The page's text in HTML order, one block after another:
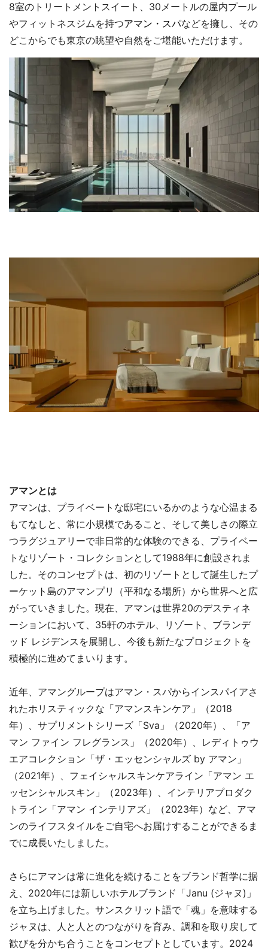
8室のトリートメントスイート、30メートルの屋内プール
やフィットネスジムを持つアマン・スパなどを擁し、その
どこからでも東京の眺望や自然をご堪能いただけます。
アマンとは
アマンは、プライベートな邸宅にいるかのような心温まる
もてなしと、常に小規模であること、そして美しさの際立
つラグジュアリーで非日常的な体験のできる、プライベー
トなリゾート・コレクションとして1988年に創設されま
した。そのコンセプトは、初のリゾートとして誕生したプ
ーケット島のアマンプリ（平和なる場所）から世界へと広
がっていきました。現在、アマンは世界20のデスティネ
ーションにおいて、35軒のホテル、リゾート、ブランデ
ッド レジデンスを展開し、今後も新たなプロジェクトを
積極的に進めてまいります。
近年、アマングループはアマン・スパからインスパイアさ
れたホリスティックな「アマンスキンケア」（2018
年）、サプリメントシリーズ「Sva」（2020年）、「ア
マン ファイン フレグランス」（2020年）、レディトゥウ
エアコレクション「ザ・エッセンシャルズ by アマン」
（2021年）、フェイシャルスキンケアライン「アマン エ
ッセンシャルスキン」（2023年）、インテリアプロダク
トライン「アマン インテリアズ」（2023年）など、アマ
ンのライフスタイルをご自宅へお届けすることができるま
でに成長いたしました。
さらにアマンは常に進化を続けることをブランド哲学に据
え、2020年には新しいホテルブランド「Janu (ジャヌ)」
を立ち上げました。サンスクリット語で「魂」を意味する
ジャヌは、人と人とのつながりを育み、調和を取り戻して
歓びを分かち合うことをコンセプトとしています。2024